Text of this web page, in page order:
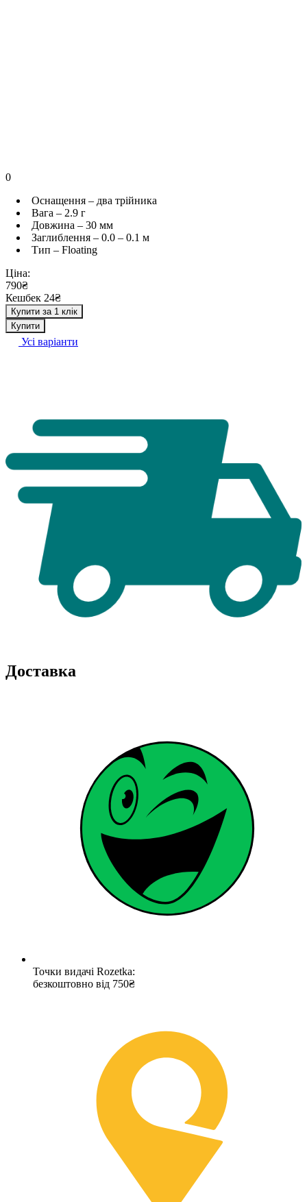
0
Оснащення – два трійника
Вага – 2.9 г
Довжина – 30 мм
Заглиблення – 0.0 – 0.1 м
Тип – Floating
Ціна:
790₴
Кешбек 24₴
Купити за 1 клік
Купити
Усі варіанти
Доставка
Точки видачі Rozetka:
безкоштовно від 750₴